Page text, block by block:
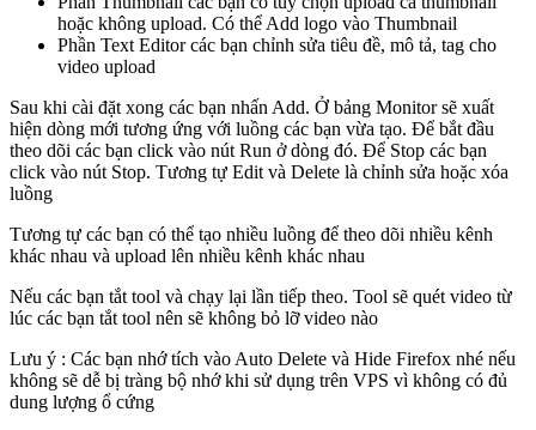
hoặc không upload. Có thể Add logo vào Thumbnail
Phần Text Editor các bạn chỉnh sửa tiêu đề, mô tả, tag cho
video upload
Sau khi cài đặt xong các bạn nhấn Add. Ở bảng Monitor sẽ xuất
hiện dòng mới tương ứng với luồng các bạn vừa tạo. Để bắt đầu
theo dõi các bạn click vào nút Run ở dòng đó. Để Stop các bạn
click vào nút Stop. Tương tự Edit và Delete là chỉnh sửa hoặc xóa
luồng
Tương tự các bạn có thể tạo nhiều luồng để theo dõi nhiều kênh
khác nhau và upload lên nhiều kênh khác nhau
Nếu các bạn tắt tool và chạy lại lần tiếp theo. Tool sẽ quét video từ
lúc các bạn tắt tool nên sẽ không bỏ lỡ video nào
Lưu ý : Các bạn nhớ tích vào Auto Delete và Hide Firefox nhé nếu
không sẽ dễ bị tràng bộ nhớ khi sử dụng trên VPS vì không có đủ
dung lượng ổ cứng